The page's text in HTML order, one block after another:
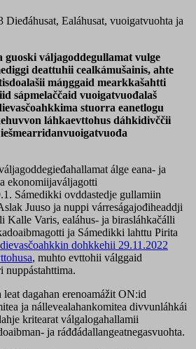
Dieđáhusat, Ealáhusat, vuoigatvuohta ja
guoski váljagoddegullamat vulge
deattuhii cealkámušainis, ahte
máŋggaid mearkkašahtti
sápmelaččaid vuoigatvuođalaš
stuorra eanetlogu
láhkaevttohus dáhkidivččii
álge eana- ja
ekonomiijaváljagotti
Sámedikki ovddastedje gullamiin
Juuso ja nuppi várreságajođiheaddji
Kalle Varis, ealáhus- ja birasláhkačálli
ja Sámedikki lahttu Pirita
dohkkehii 29.11.2022
, muhto evttohii válggaid
nuppástahttima.
dagahan erenoamážit ON:id
ja nállevealahankomitea divvunláhkái
kritearat válgalogahallamii
ja ráđđádallangeatnegasvuohta.